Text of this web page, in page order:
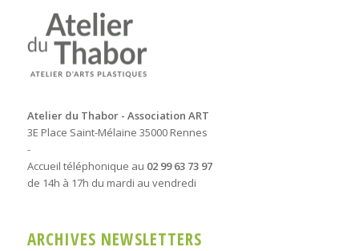
Atelier du Thabor - Association ART
3E Place Saint-Mélaine 35000 Rennes
-
Accueil téléphonique au 02 99 63 73 97
de 14h à 17h du mardi au vendredi
ARCHIVES NEWSLETTERS